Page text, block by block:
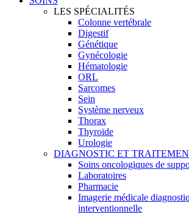
LES SPÉCIALITÉS
Colonne vertébrale
Digestif
Génétique
Gynécologie
Hématologie
ORL
Sarcomes
Sein
Système nerveux
Thorax
Thyroïde
Urologie
DIAGNOSTIC ET
Soins oncologiques de
Laboratoires
Pharmacie
Imagerie médicale
interventionnelle